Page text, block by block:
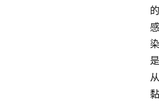
的
感
染
是
从
黏